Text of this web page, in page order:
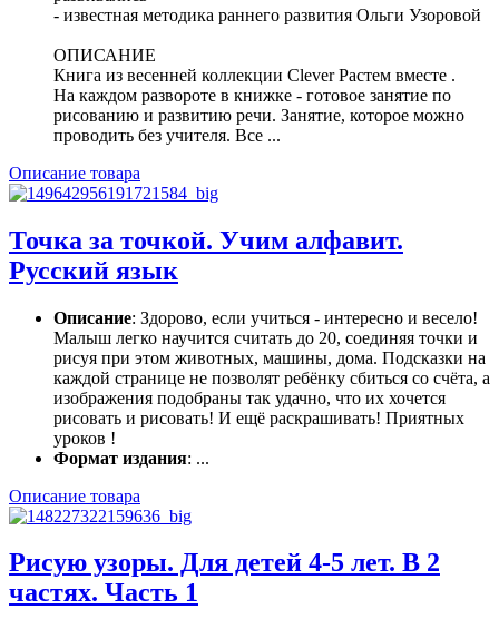
- известная методика раннего развития Ольги Узоровой
ОПИСАНИЕ
Книга из весенней коллекции Clever Растем вместе .
На каждом развороте в книжке - готовое занятие по
рисованию и развитию речи. Занятие, которое можно
проводить без учителя. Все ...
Описание товара
Точка за точкой. Учим алфавит.
Русский язык
Описание: Здорово, если учиться - интересно и весело!
Малыш легко научится считать до 20, соединяя точки и
рисуя при этом животных, машины, дома. Подсказки на
каждой странице не позволят ребёнку сбиться со счёта, а
изображения подобраны так удачно, что их хочется
рисовать и рисовать! И ещё раскрашивать! Приятных
уроков !
Формат издания: ...
Описание товара
Рисую узоры. Для детей 4-5 лет. В 2
частях. Часть 1